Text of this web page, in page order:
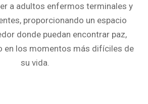
a adultos enfermos terminales y
proporcionando un espacio
donde puedan encontrar paz,
en los momentos más difíciles de
su vida.